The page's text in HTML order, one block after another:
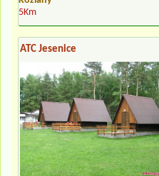
5Km
ATC Jesenice